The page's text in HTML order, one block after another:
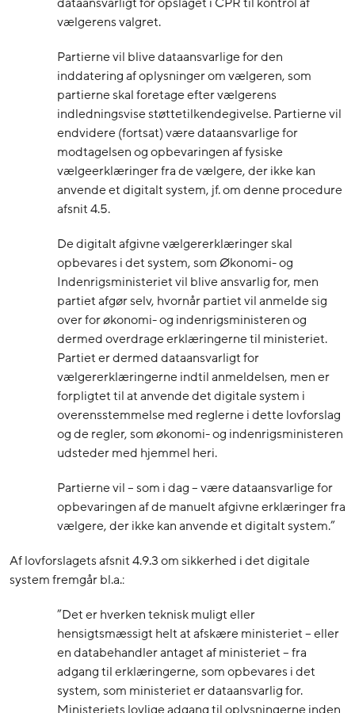
vælgerens valgret.
Partierne vil blive dataansvarlige for den
inddatering af oplysninger om vælgeren, som
partierne skal foretage efter vælgerens
indledningsvise støttetilkendegivelse. Partierne vil
endvidere (fortsat) være dataansvarlige for
modtagelsen og opbevaringen af fysiske
vælgeerklæringer fra de vælgere, der ikke kan
anvende et digitalt system, jf. om denne procedure
afsnit 4.5.
De digitalt afgivne vælgererklæringer skal
opbevares i det system, som Økonomi- og
Indenrigsministeriet vil blive ansvarlig for, men
partiet afgør selv, hvornår partiet vil anmelde sig
over for økonomi- og indenrigsministeren og
dermed overdrage erklæringerne til ministeriet.
Partiet er dermed dataansvarligt for
vælgererklæringerne indtil anmeldelsen, men er
forpligtet til at anvende det digitale system i
overensstemmelse med reglerne i dette lovforslag
og de regler, som økonomi- og indenrigsministeren
udsteder med hjemmel heri.
Partierne vil – som i dag – være dataansvarlige for
opbevaringen af de manuelt afgivne erklæringer fra
vælgere, der ikke kan anvende et digitalt system.”
Af lovforslagets afsnit 4.9.3 om sikkerhed i det digitale
system fremgår bl.a.:
”Det er hverken teknisk muligt eller
hensigtsmæssigt helt at afskære ministeriet – eller
en databehandler antaget af ministeriet – fra
adgang til erklæringerne, som opbevares i det
system, som ministeriet er dataansvarlig for.